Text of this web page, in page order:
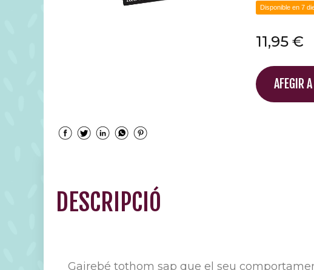
Disponible en 7
11,95 €
AFEGIR
DESCRIPCIÓ
Gairebé tothom sap que el seu